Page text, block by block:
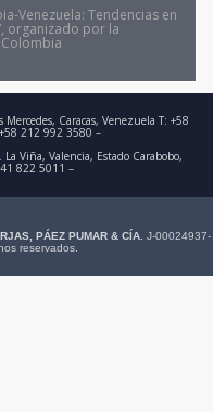
Venezuela: Tendencias en
organizado por la
Caracas, Venezuela T: +58
212 992 3580 –
Viña, Valencia, Estado Carabobo,
822 5011 –
PÁEZ PUMAR & CÍA. J-00024937-
reservados.